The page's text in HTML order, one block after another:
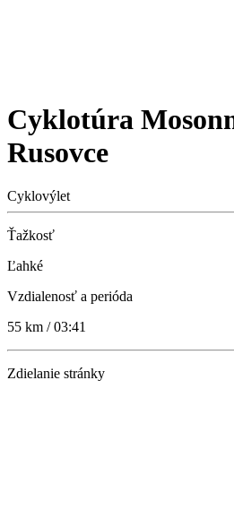
Cyklotúra
Rusovce
Cyklovýlet
Ťažkosť
Ľahké
Vzdialenosť a perióda
55 km / 03:41
Zdielanie stránky